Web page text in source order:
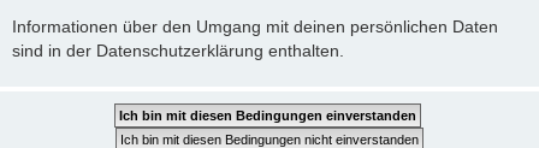
Informationen über den Umgang mit deinen persönlichen Daten
sind in der Datenschutzerklärung enthalten.